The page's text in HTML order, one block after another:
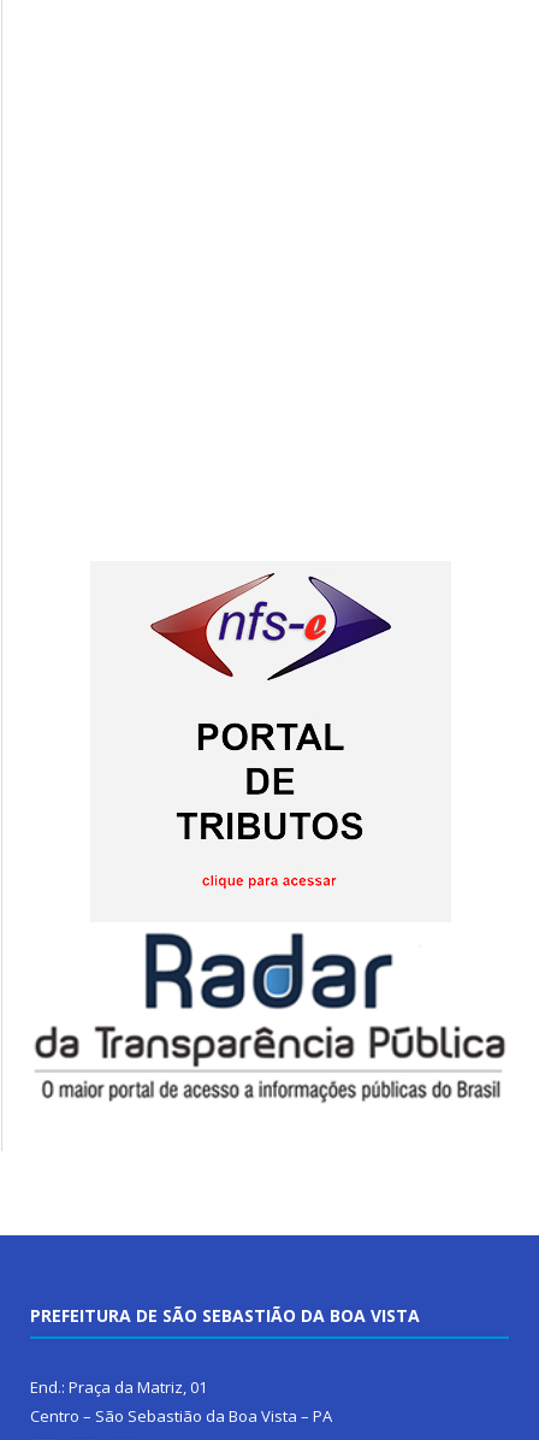
PREFEITURA DE SÃO SEBASTIÃO DA BOA VISTA
End.: Praça da Matriz, 01
Centro – São Sebastião da Boa Vista – PA